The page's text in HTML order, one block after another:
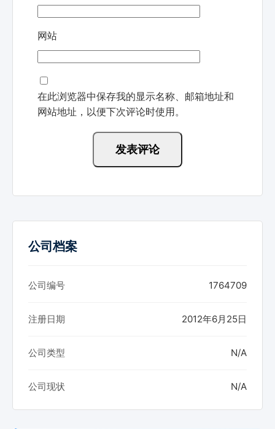
网站
在此浏览器中保存我的显示名称、邮箱地址和
网站地址，以便下次评论时使用。
公司档案
公司编号 1764709
注册日期 2012年6月25日
公司类型 N/A
公司现状 N/A